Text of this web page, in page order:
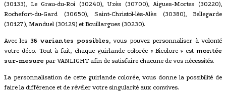
(30133), Le Grau-du-Roi (30240), Uzès (30700), Aigues-Mortes (30220),
Rochefort-du-Gard (30650), Saint-Christol-lès-Alès (30380), Bellegarde
(30127), Manduel (30129) et Bouillargues (30230).
Avec les 36 variantes possibles, vous pouvez personnaliser à volonté
votre déco. Tout à fait, chaque guirlande colorée « Bicolore » est montée
sur-mesure par VANLIGHT afin de satisfaire chacune de vos nécessités.
La personnalisation de cette guirlande colorée, vous donne la possibilité de
faire la différence et de révéler votre singularité aux convives.